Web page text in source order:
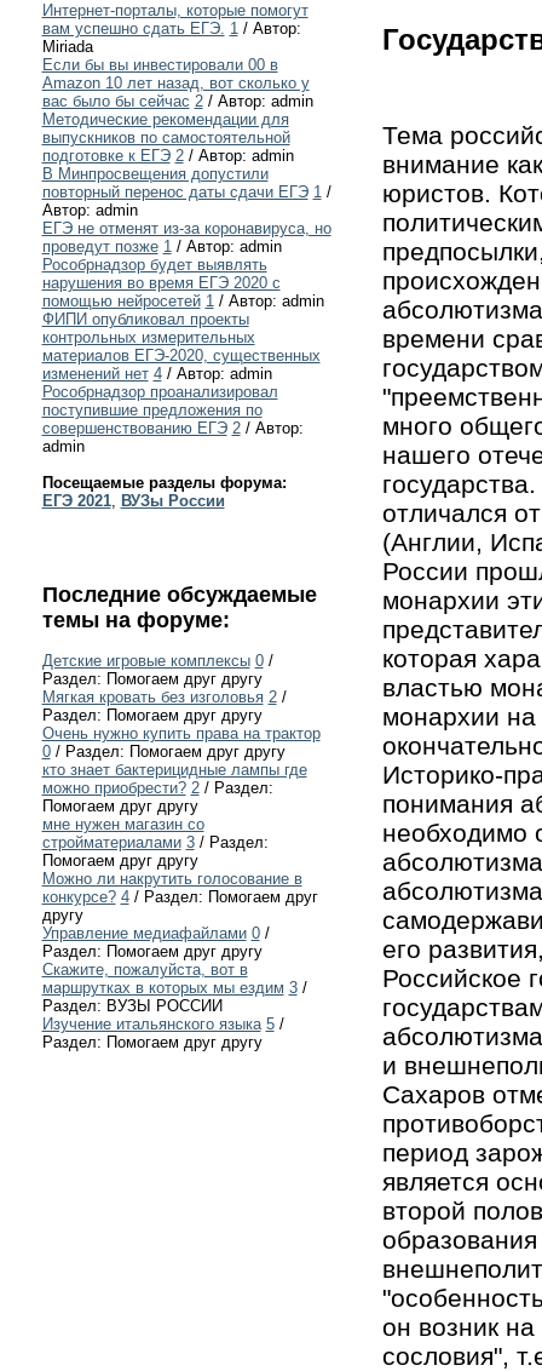
Интернет-порталы, которые помогут
вам успешно сдать ЕГЭ. 1/ Автор:
Miriada
Если бы вы инвестировали 00 в
Amazon 10 лет назад, вот сколько у
вас было бы сейчас 2/ Автор: admin
Методические рекомендации для
выпускников по самостоятельной
подготовке к ЕГЭ 2/ Автор: admin
В Минпросвещения допустили
повторный перенос даты сдачи ЕГЭ 1/
Автор: admin
ЕГЭ не отменят из-за коронавируса, но
проведут позже 1/ Автор: admin
Рособрнадзор будет выявлять
нарушения во время ЕГЭ 2020 с
помощью нейросетей 1/ Автор: admin
ФИПИ опубликовал проекты
контрольных измерительных
материалов ЕГЭ-2020, существенных
изменений нет 4/ Автор: admin
Рособрнадзор проанализировал
поступившие предложения по
совершенствованию ЕГЭ 2/ Автор:
admin
Посещаемые разделы форума:
ЕГЭ 2021, ВУЗы России
Последние обсуждаемые
темы на форуме:
Детские игровые комплексы 0/
Раздел: Помогаем друг другу
Мягкая кровать без изголовья 2/
Раздел: Помогаем друг другу
Очень нужно купить права на трактор
0/ Раздел: Помогаем друг другу
кто знает бактерицидные лампы где
можно приобрести? 2/ Раздел:
Помогаем друг другу
мне нужен магазин со
стройматериалами 3/ Раздел:
Помогаем друг другу
Можно ли накрутить голосование в
конкурсе? 4/ Раздел: Помогаем друг
другу
Управление медиафайлами 0/
Раздел: Помогаем друг другу
Скажите, пожалуйста, вот в
маршрутках в которых мы ездим 3/
Раздел: ВУЗЫ РОССИИ
Изучение итальянского языка 5/
Раздел: Помогаем друг другу
Тема
внимание
юристов.
времени
много
нашего
отличался
(Англии,
России
монархии
которая
властью
монархии
Историко-
понимания
необходимо
его
Российское
и
Сахаров
период
является
второй
он возник
сословия",